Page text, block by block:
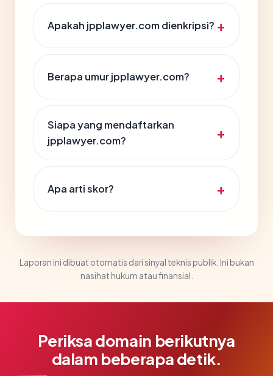
Apakah jpplawyer.com dienkripsi?
Berapa umur jpplawyer.com?
Siapa yang mendaftarkan
jpplawyer.com?
Apa arti skor?
Laporan ini dibuat otomatis dari sinyal teknis publik. Ini bukan
nasihat hukum atau finansial.
Periksa domain berikutnya
dalam beberapa detik.